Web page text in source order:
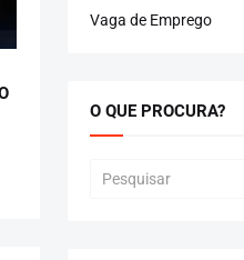
Vaga de Emprego
O QUE PROCURA?